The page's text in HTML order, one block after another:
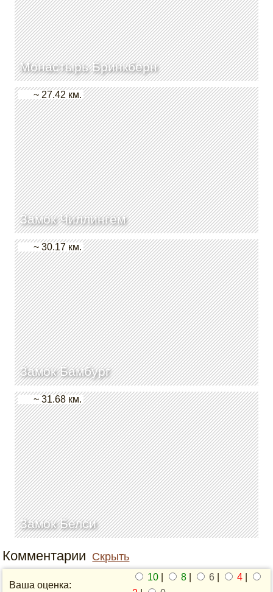
Монастырь Бринкберн
Замок Чиллингем
~ 27.42 км.
Замок Бамбург
~ 30.17 км.
Замок Белси
~ 31.68 км.
Комментарии Скрыть
Ваша оценка:
10 8 6 4